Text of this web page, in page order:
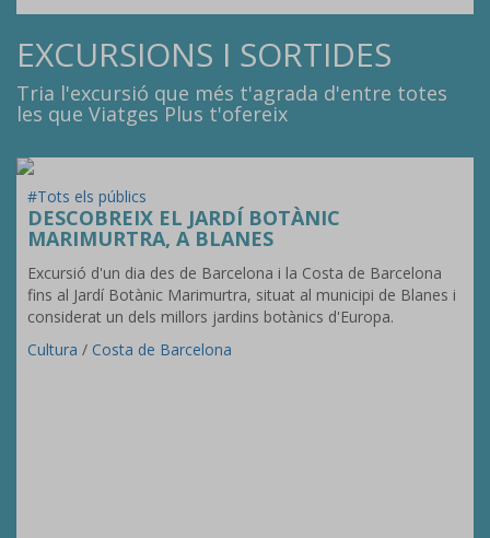
EXCURSIONS I SORTIDES
Tria l'excursió que més t'agrada d'entre totes
les que Viatges Plus t'ofereix
#Tots els públics
DESCOBREIX EL JARDÍ BOTÀNIC
MARIMURTRA, A BLANES
Excursió d'un dia des de Barcelona i la Costa de Barcelona
fins al Jardí Botànic Marimurtra, situat al municipi de Blanes i
considerat un dels millors jardins botànics d'Europa.
Cultura / Costa de Barcelona